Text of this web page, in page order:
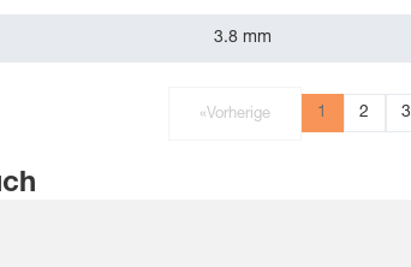
3.8 mm
«Vorherige 1 2 3